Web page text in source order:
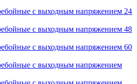
с выходным напряжением 24
с выходным напряжением 48
с выходным напряжением 60
с выходным напряжением